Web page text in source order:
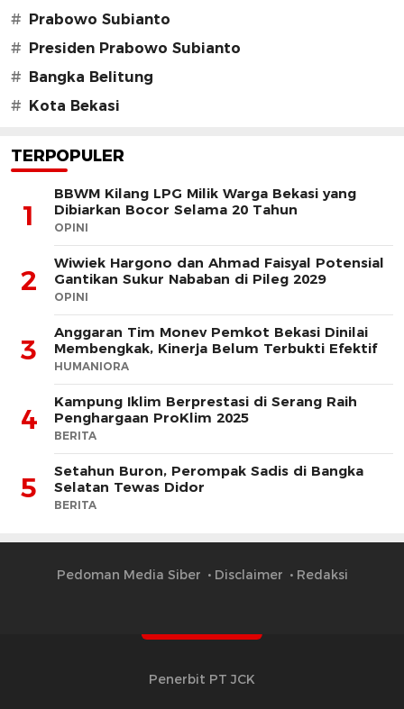
# Prabowo Subianto
# Presiden Prabowo Subianto
# Bangka Belitung
# Kota Bekasi
TERPOPULER
1
BBWM Kilang LPG Milik Warga Bekasi yang
Dibiarkan Bocor Selama 20 Tahun
OPINI
2
Wiwiek Hargono dan Ahmad Faisyal Potensial
Gantikan Sukur Nababan di Pileg 2029
OPINI
3
Anggaran Tim Monev Pemkot Bekasi Dinilai
Membengkak, Kinerja Belum Terbukti Efektif
HUMANIORA
4
Kampung Iklim Berprestasi di Serang Raih
Penghargaan ProKlim 2025
BERITA
5
Setahun Buron, Perompak Sadis di Bangka
Selatan Tewas Didor
BERITA
Pedoman Media Siber Disclaimer Redaksi
Penerbit PT JCK